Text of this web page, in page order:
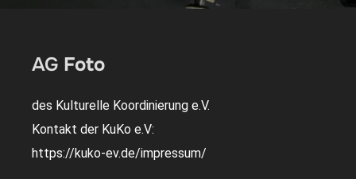
AG Foto
des Kulturelle Koordinierung e.V.
Kontakt der KuKo e.V:
https://kuko-ev.de/impressum/